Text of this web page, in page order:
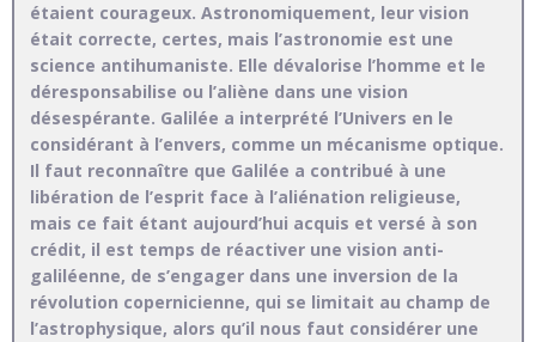
étaient courageux. Astronomiquement, leur vision
était correcte, certes, mais l’astronomie est une
science antihumaniste. Elle dévalorise l’homme et le
déresponsabilise ou l’aliène dans une vision
désespérante. Galilée a interprété l’Univers en le
considérant à l’envers, comme un mécanisme optique.
Il faut reconnaître que Galilée a contribué à une
libération de l’esprit face à l’aliénation religieuse,
mais ce fait étant aujourd’hui acquis et versé à son
crédit, il est temps de réactiver une vision anti-
galiléenne, de s’engager dans une inversion de la
révolution copernicienne, qui se limitait au champ de
l’astrophysique, alors qu’il nous faut considérer une